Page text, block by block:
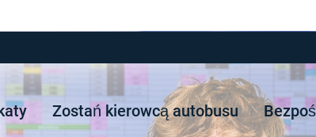
Zostań kierowcą autobusu